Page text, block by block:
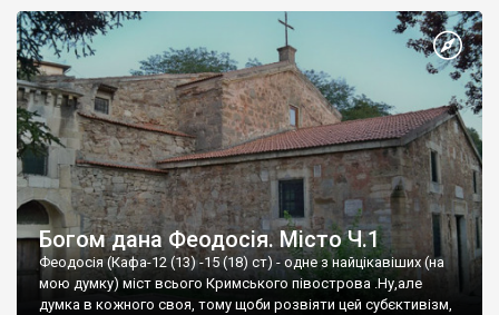
Богом дана Феодосія. Місто Ч.1
Феодосія (Кафа-12 (13) -15 (18) ст) - одне з найцікавіших (на
мою думку) міст всього Кримського півострова .Ну,але
думка в кожного своя, тому щоби розвіяти цей субєктивізм,